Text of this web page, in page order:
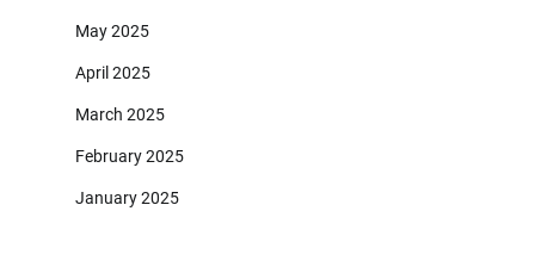
May 2025
April 2025
March 2025
February 2025
January 2025